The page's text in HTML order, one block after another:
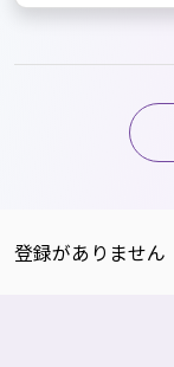
登録がありません